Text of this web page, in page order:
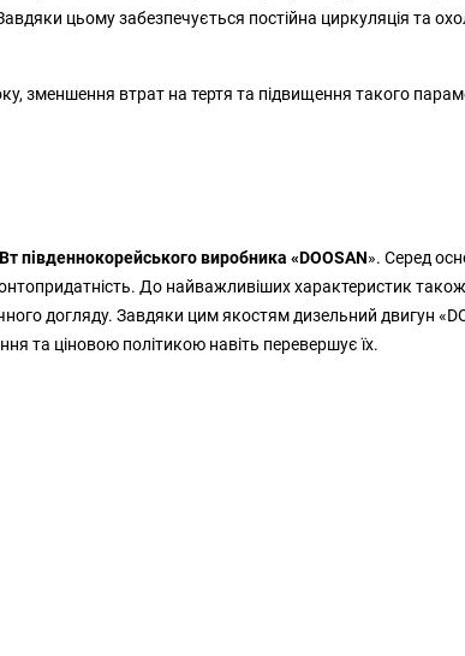
цьому забезпечується постійна циркуляція та
зменшення втрат на тертя та підвищення такого
південнокорейського виробника «DOOSAN». Серед
До найважливіших характеристик
догляду. Завдяки цим якостям дизельний двигун
та ціновою політикою навіть перевершує їх.